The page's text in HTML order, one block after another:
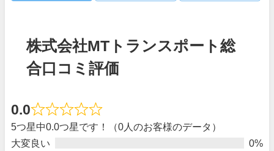
株式会社MTトランスポート総
合口コミ評価
0.0
5つ星中0.0つ星です！（0人のお客様のデータ）
大変良い
0%